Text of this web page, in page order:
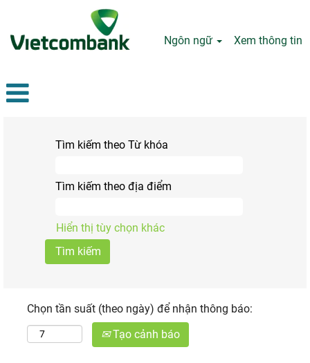
Ngôn ngữ Xem thông tin
Tìm kiếm theo Từ khóa
Tìm kiếm theo địa điểm
Hiển thị tùy chọn khác
Chọn tần suất (theo ngày) để nhận thông báo:
Tạo cảnh báo